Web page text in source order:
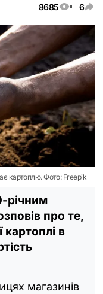
8685 6
картоплю. Фото: Freepik
річним
про те,
картоплі в
магазинів